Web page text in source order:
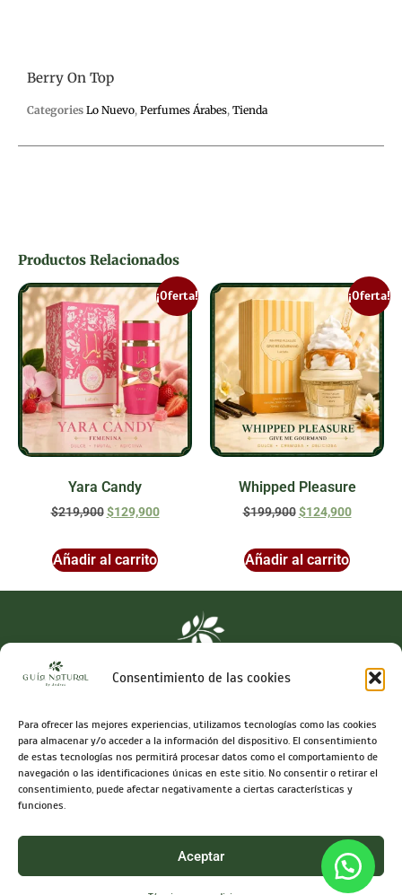
Consentimiento de las cookies
Para ofrecer las mejores experiencias, utilizamos tecnologías como las cookies
para almacenar y/o acceder a la información del dispositivo. El consentimiento
de estas tecnologías nos permitirá procesar datos como el comportamiento de
navegación o las identificaciones únicas en este sitio. No consentir o retirar el
consentimiento, puede afectar negativamente a ciertas características y
funciones.
Aceptar
Productos Relacionados
¡Oferta!
Yara Candy
$219,900 $129,900
Añadir al carrito
¡Oferta!
Whipped Pleasure
$199,900 $124,900
Añadir al carrito
Berry On Top
Categories Lo Nuevo, Perfumes Árabes, Tienda
Síguenos en
Términos y condiciones
Guía Natural by Andrea l © 2026 creado por Grupo Tizma Sas.